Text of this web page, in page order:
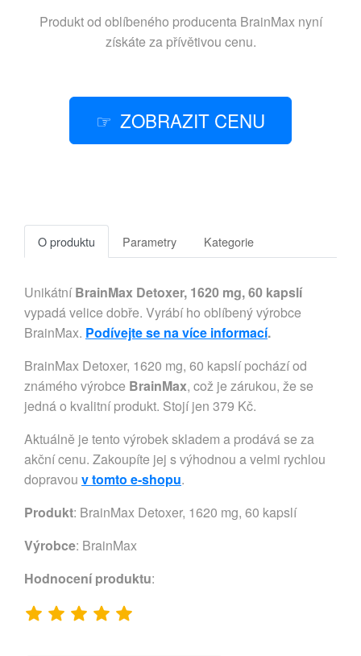
Produkt od oblíbeného producenta BrainMaxnyní
získáte za přívětivou cenu.
ZOBRAZIT CENU
O produktu Parametry Kategorie
UnikátníBrainMax Detoxer, 1620 mg, 60 kapslí
vypadá velice dobře. Vyrábí ho oblíbený výrobce
BrainMax. Podívejte se na více informací.
BrainMax Detoxer, 1620 mg, 60 kapslí pochází od
známého výrobce BrainMax, což je zárukou, že se
jedná o kvalitní produkt. Stojí jen 379 Kč.
Aktuálně je tento výrobek skladem a prodává se za
akční cenu. Zakoupíte jej s výhodnou a velmi rychlou
dopravou v tomto e-shopu.
Produkt: BrainMax Detoxer, 1620 mg, 60 kapslí
Výrobce: BrainMax
Hodnocení produktu: